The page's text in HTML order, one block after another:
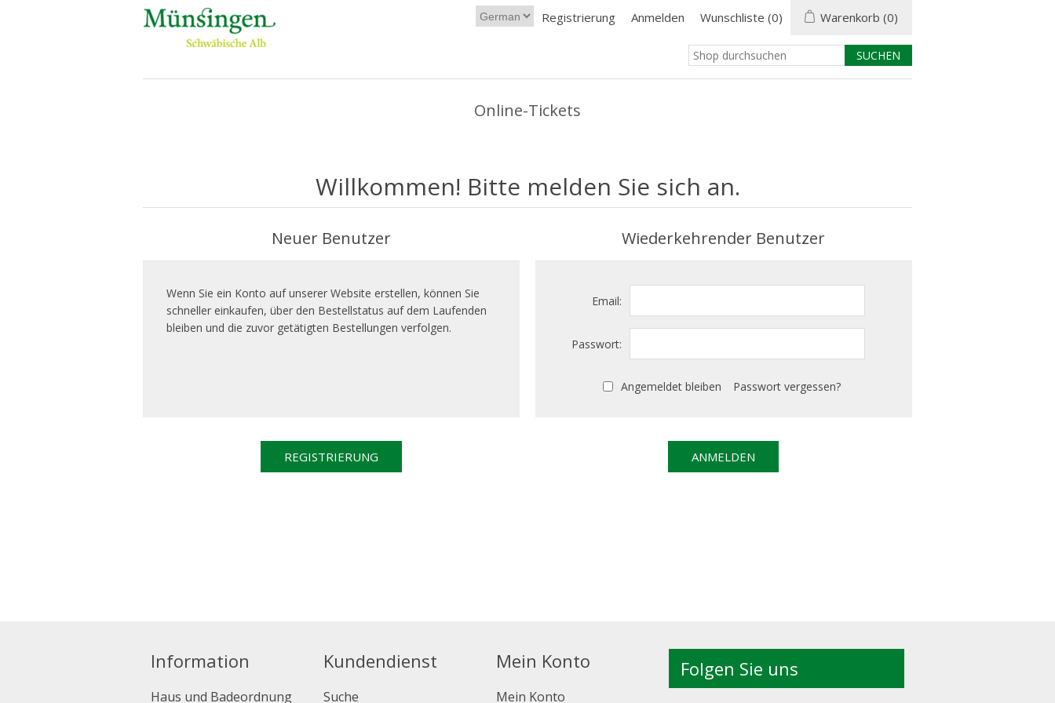
Registrierung Anmelden Wunschliste (0) Warenkorb (0)
Online-Tickets
Willkommen! Bitte melden Sie sich an.
Neuer Benutzer
Wenn Sie ein Konto auf unserer Website erstellen, können Sie
schneller einkaufen, über den Bestellstatus auf dem Laufenden
bleiben und die zuvor getätigten Bestellungen verfolgen.
Wiederkehrender Benutzer
Email:
Passwort:
Angemeldet bleiben Passwort vergessen?
Information
Haus und Badeordnung
Kundendienst
Suche
Mein Konto
Mein Konto
Folgen Sie uns